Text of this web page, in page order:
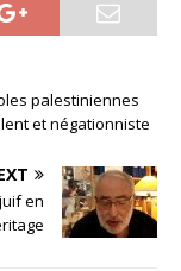
palestiniennes
et négationniste
en